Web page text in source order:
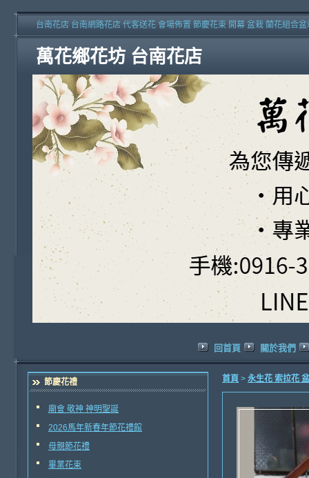
萬花鄉花坊 台南花店
台南花店 台南網路花店 代客送花 會場佈置 節慶花束 開幕 盆栽 蘭花組合
回首頁 關於我們
節慶花禮
廟會 敬神 神明聖誕
2026馬年新春年節花禮館
母親節花禮
畢業花束
首頁 > 永生花 索拉花